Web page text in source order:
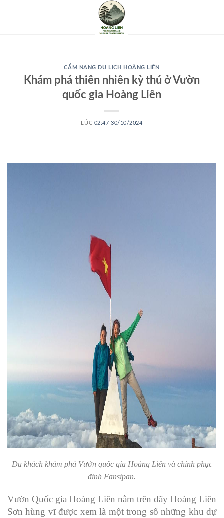
CẨM NANG DU LỊCH HOÀNG LIÊN
Khám phá thiên nhiên kỳ thú ở Vườn
quốc gia Hoàng Liên
LÚC 02:47 30/10/2024
Du khách khám phá Vườn quốc gia Hoàng Liên và chinh phục
đỉnh Fansipan.
Vườn Quốc gia Hoàng Liên nằm trên dãy Hoàng Liên
Sơn hùng vĩ được xem là một trong số những khu dự